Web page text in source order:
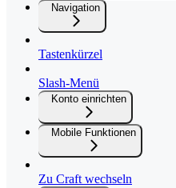
Navigation
Tastenkürzel
Slash-Menü
Konto einrichten
Mobile Funktionen
Zu Craft wechseln